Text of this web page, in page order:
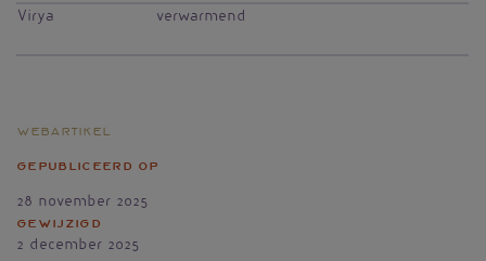
Virya verwarmend
Webartikel
Gepubliceerd op
28 november 2025
Gewijzigd
2 december 2025